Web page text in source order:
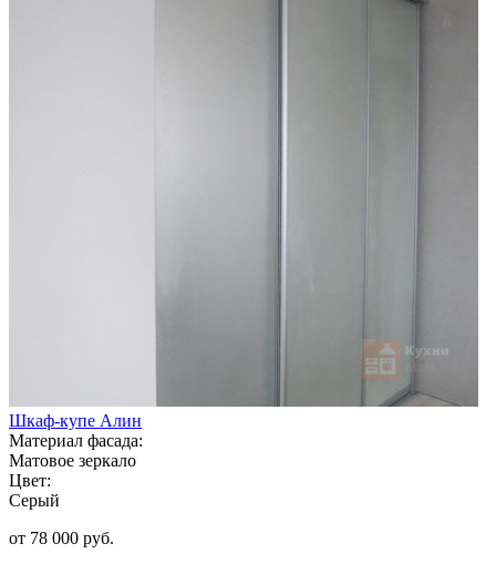
Шкаф-купе Алин
Материал фасада:
Матовое зеркало
Цвет:
Серый
от 78 000 руб.